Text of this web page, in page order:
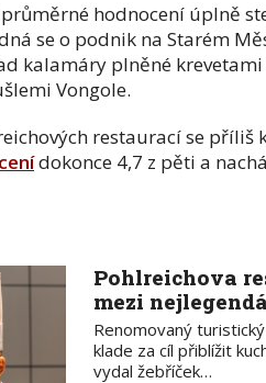
hodnocení úplně
se o podnik na Starém
kalamáry plněné
Vongole.
restaurací se příliš
dokonce 4,7 z pěti a
Pohlreichova
mezi
Renomovaný
klade za cíl přiblížit
vydal žebříček…